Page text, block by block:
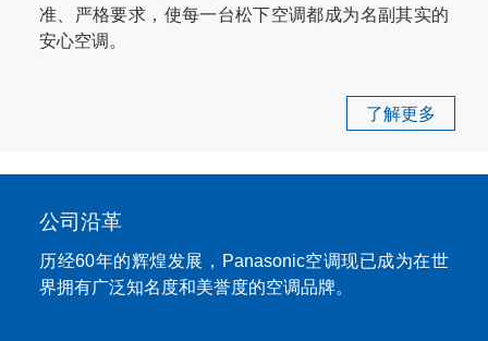
准、严格要求，使每一台松下空调都成为名副其实的
安心空调。
了解更多
公司沿革
历经60年的辉煌发展，Panasonic空调现已成为在世
界拥有广泛知名度和美誉度的空调品牌。